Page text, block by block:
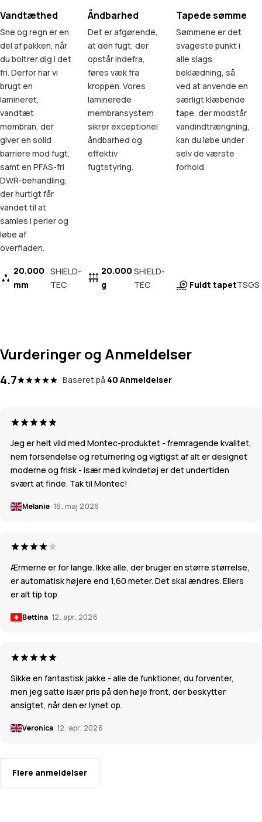
Vandtæthed
Sne og regn er en
del af pakken, når
du boltrer dig i det
fri. Derfor har vi
brugt en
lamineret,
vandtæt
membran, der
giver en solid
barriere mod fugt,
samt en PFAS-fri
DWR-behandling,
der hurtigt får
vandet til at
samles i perler og
løbe af
overfladen.
20.000
mm
SHIELD-
TEC
Åndbarhed
Det er afgørende,
at den fugt, der
opstår indefra,
føres væk fra
kroppen. Vores
laminerede
membransystem
sikrer exceptionel
åndbarhed og
effektiv
fugtstyring.
20.000
g
SHIELD-
TEC
Tapede sømme
Sømmene er det
svageste punkt i
alle slags
beklædning, så
ved at anvende en
særligt klæbende
tape, der modstår
vandindtrængning,
kan du løbe under
selv de værste
forhold.
Fuldt tapetTSGS
Vurderinger og Anmeldelser
4.7 Baseret på 40 Anmeldelser
Jeg er helt vild med Montec-produktet - fremragende kvalitet,
nem forsendelse og returnering og vigtigst af alt er designet
moderne og frisk - især med kvindetøj er det undertiden
svært at finde. Tak til Montec!
Melanie 16. maj 2026
Ærmerne er for lange. Ikke alle, der bruger en større størrelse,
er automatisk højere end 1,60 meter. Det skal ændres. Ellers
er alt tip top
Bettina 12. apr. 2026
Sikke en fantastisk jakke - alle de funktioner, du forventer,
men jeg satte især pris på den høje front, der beskytter
ansigtet, når den er lynet op.
Veronica 12. apr. 2026
Flere anmeldelser